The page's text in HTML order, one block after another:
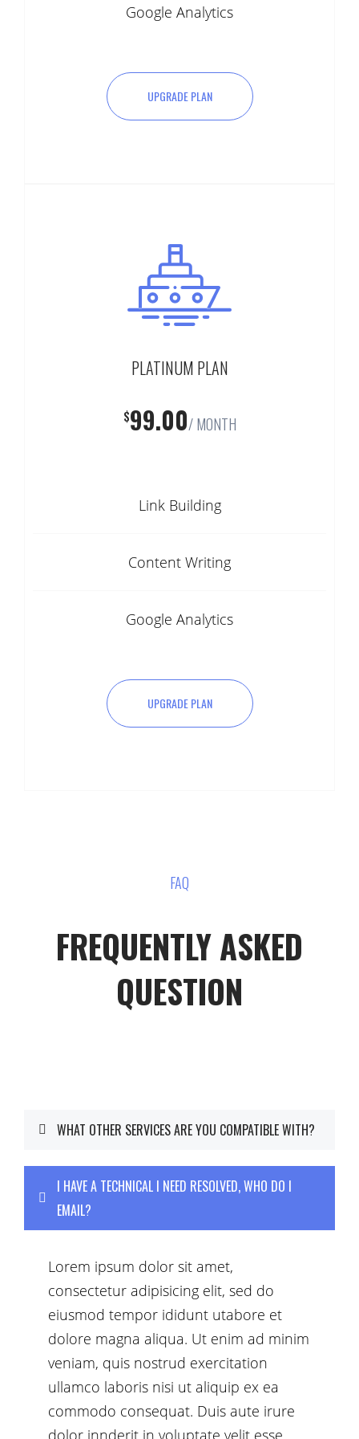
Google Analytics
UPGRADE PLAN
PLATINUM PLAN
$99.00/ MONTH
Link Building
Content Writing
Google Analytics
UPGRADE PLAN
FAQ
FREQUENTLY ASKED
QUESTION
WHAT OTHER SERVICES ARE YOU COMPATIBLE WITH?
Lorem ipsum dolor sit amet,
consectetur adipisicing elit, sed do
eiusmod tempor ididunt utabore et
dolore magna aliqua. Ut enim ad minim
veniam, quis nostrud exercitation
ullamco laboris nisi ut aliquip ex ea
commodo consequat. Duis aute irure
dolor innderit in voluptate velit esse
cillum dolore eu fugiat nulla pariatur.
I HAVE A TECHNICAL I NEED RESOLVED, WHO DO I
EMAIL?
Lorem ipsum dolor sit amet,
consectetur adipisicing elit, sed do
eiusmod tempor ididunt utabore et
dolore magna aliqua. Ut enim ad minim
veniam, quis nostrud exercitation
ullamco laboris nisi ut aliquip ex ea
commodo consequat. Duis aute irure